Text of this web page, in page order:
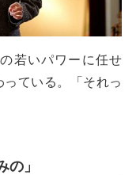
若いパワーに任せ
ている。「それっ
」